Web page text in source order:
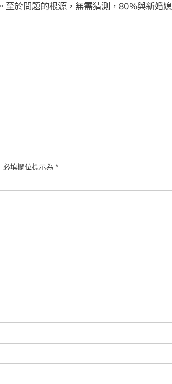
至於問題的根源，無需猜測，80%與新婚媳
必填欄位標示為 *